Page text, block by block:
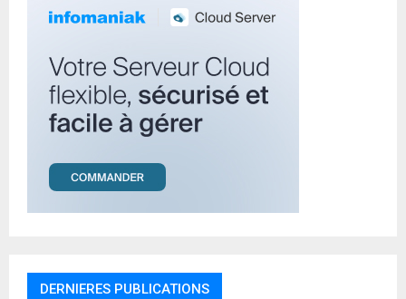
DERNIERES PUBLICATIONS